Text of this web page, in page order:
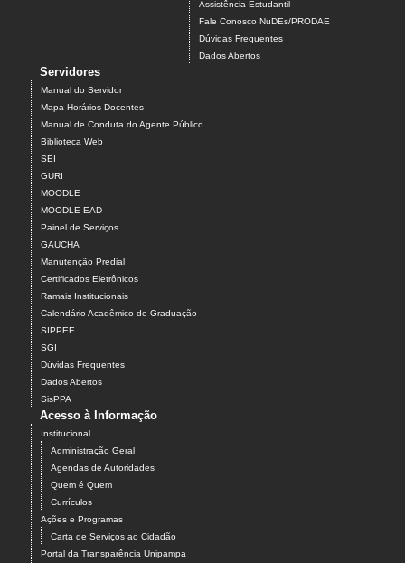
Assistência Estudantil
Fale Conosco NuDEs/PRODAE
Dúvidas Frequentes
Dados Abertos
Servidores
Manual do Servidor
Mapa Horários Docentes
Manual de Conduta do Agente Público
Biblioteca Web
SEI
GURI
MOODLE
MOODLE EAD
Painel de Serviços
GAUCHA
Manutenção Predial
Certificados Eletrônicos
Ramais Institucionais
Calendário Acadêmico de Graduação
SIPPEE
SGI
Dúvidas Frequentes
Dados Abertos
SisPPA
Acesso à Informação
Institucional
Administração Geral
Agendas de Autoridades
Quem é Quem
Currículos
Ações e Programas
Carta de Serviços ao Cidadão
Portal da Transparência Unipampa